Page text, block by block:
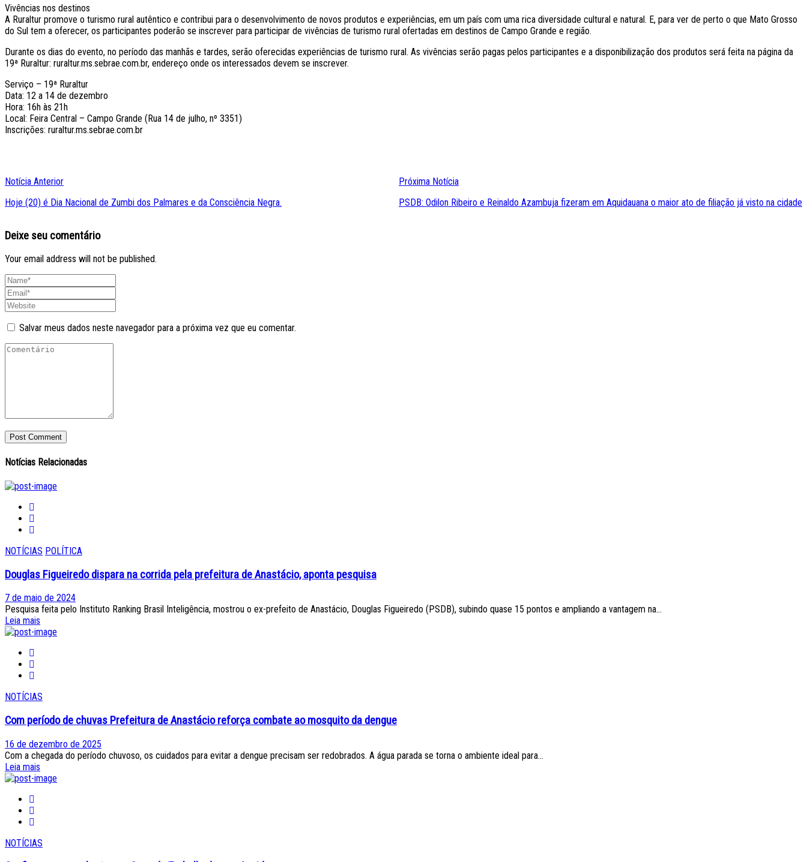
Vivências nos destinos
A Ruraltur promove o turismo rural autêntico e contribui para o desenvolvimento de novos produtos e experiências, em um país com uma rica diversidade cultural e natural. E, para ver de perto o que Mato Grosso
do Sul tem a oferecer, os participantes poderão se inscrever para participar de vivências de turismo rural ofertadas em destinos de Campo Grande e região.
Durante os dias do evento, no período das manhãs e tardes, serão oferecidas experiências de turismo rural. As vivências serão pagas pelos participantes e a disponibilização dos produtos será feita na página da
19ª Ruraltur: ruraltur.ms.sebrae.com.br, endereço onde os interessados devem se inscrever.
Serviço – 19ª Ruraltur
Data: 12 a 14 de dezembro
Hora: 16h às 21h
Local: Feira Central – Campo Grande (Rua 14 de julho, nº 3351)
Inscrições: ruraltur.ms.sebrae.com.br
Notícia Anterior
Hoje (20) é Dia Nacional de Zumbi dos Palmares e da Consciência Negra.
Próxima Notícia
PSDB: Odilon Ribeiro e Reinaldo Azambuja fizeram em Aquidauana o maior ato de filiação já visto na cidade
Deixe seu comentário
Your email address will not be published.
Salvar meus dados neste navegador para a próxima vez que eu comentar.
Notícias Relacionadas
NOTÍCIAS POLÍTICA
Douglas Figueiredo dispara na corrida pela prefeitura de Anastácio, aponta pesquisa
Posted
on
7 de maio de 2024
Pesquisa feita pelo Instituto Ranking Brasil Inteligência, mostrou o ex-prefeito de Anastácio, Douglas Figueiredo (PSDB), subindo quase 15 pontos e ampliando a vantagem na...
Leia mais
NOTÍCIAS
Com período de chuvas Prefeitura de Anastácio reforça combate ao mosquito da dengue
Posted
on
16 de dezembro de 2025
Com a chegada do período chuvoso, os cuidados para evitar a dengue precisam ser redobrados. A água parada se torna o ambiente ideal para...
Leia mais
NOTÍCIAS